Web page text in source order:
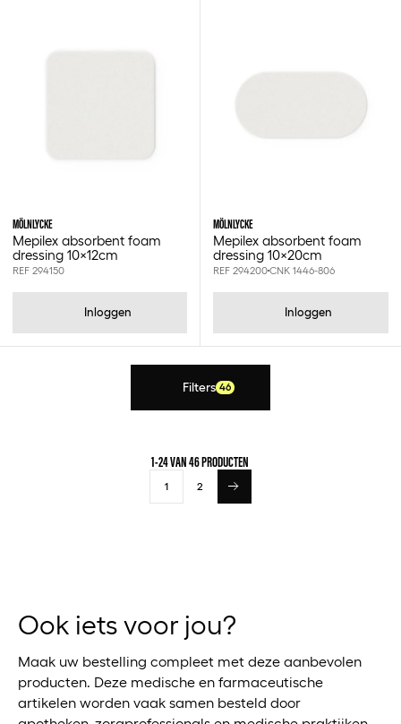
MÖLNLYCKE
Mepilex absorbent foam
dressing 10x12cm
REF 294150
Inloggen
MÖLNLYCKE
Mepilex absorbent foam
dressing 10x20cm
REF 294200CNK 1446-806
Inloggen
Filters 46
1-24 VAN 46 PRODUCTEN
1 2
Ook iets voor jou?
Maak uw bestelling compleet met deze aanbevolen
producten. Deze medische en farmaceutische
artikelen worden vaak samen besteld door